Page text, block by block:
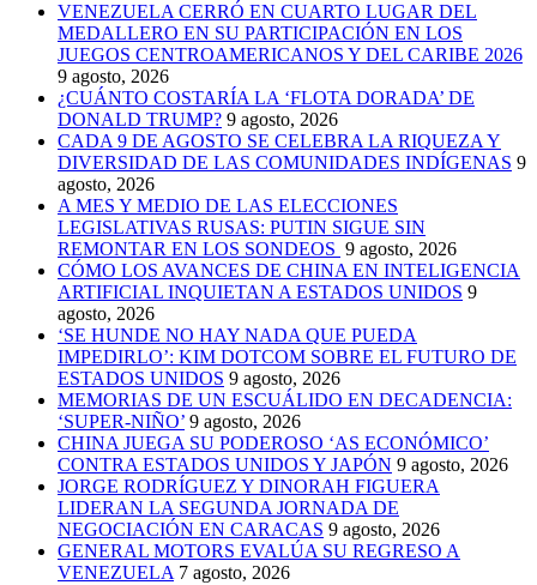
VENEZUELA CERRÓ EN CUARTO LUGAR DEL
MEDALLERO EN SU PARTICIPACIÓN EN LOS
JUEGOS CENTROAMERICANOS Y DEL CARIBE 2026
9 agosto, 2026
¿CUÁNTO COSTARÍA LA ‘FLOTA DORADA’ DE
DONALD TRUMP? 9 agosto, 2026
CADA 9 DE AGOSTO SE CELEBRA LA RIQUEZA Y
DIVERSIDAD DE LAS COMUNIDADES INDÍGENAS 9
agosto, 2026
A MES Y MEDIO DE LAS ELECCIONES
LEGISLATIVAS RUSAS: PUTIN SIGUE SIN
REMONTAR EN LOS SONDEOS 9 agosto, 2026
CÓMO LOS AVANCES DE CHINA EN INTELIGENCIA
ARTIFICIAL INQUIETAN A ESTADOS UNIDOS 9
agosto, 2026
‘SE HUNDE NO HAY NADA QUE PUEDA
IMPEDIRLO’: KIM DOTCOM SOBRE EL FUTURO DE
ESTADOS UNIDOS 9 agosto, 2026
MEMORIAS DE UN ESCUÁLIDO EN DECADENCIA:
‘SUPER-NIÑO’ 9 agosto, 2026
CHINA JUEGA SU PODEROSO ‘AS ECONÓMICO’
CONTRA ESTADOS UNIDOS Y JAPÓN 9 agosto, 2026
JORGE RODRÍGUEZ Y DINORAH FIGUERA
LIDERAN LA SEGUNDA JORNADA DE
NEGOCIACIÓN EN CARACAS 9 agosto, 2026
GENERAL MOTORS EVALÚA SU REGRESO A
VENEZUELA 7 agosto, 2026